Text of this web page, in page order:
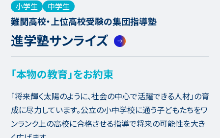
小学生 中学生
難関高校・上位高校受験の集団指導塾
進学塾サンライズ
「本物の教育」をお約束
「将来輝く太陽のように、社会の中心で活躍できる人材」の育
成に尽力しています。公立の小中学校に通う子どもたちをワ
ンランク上の高校に合格させる指導で将来の可能性を大き